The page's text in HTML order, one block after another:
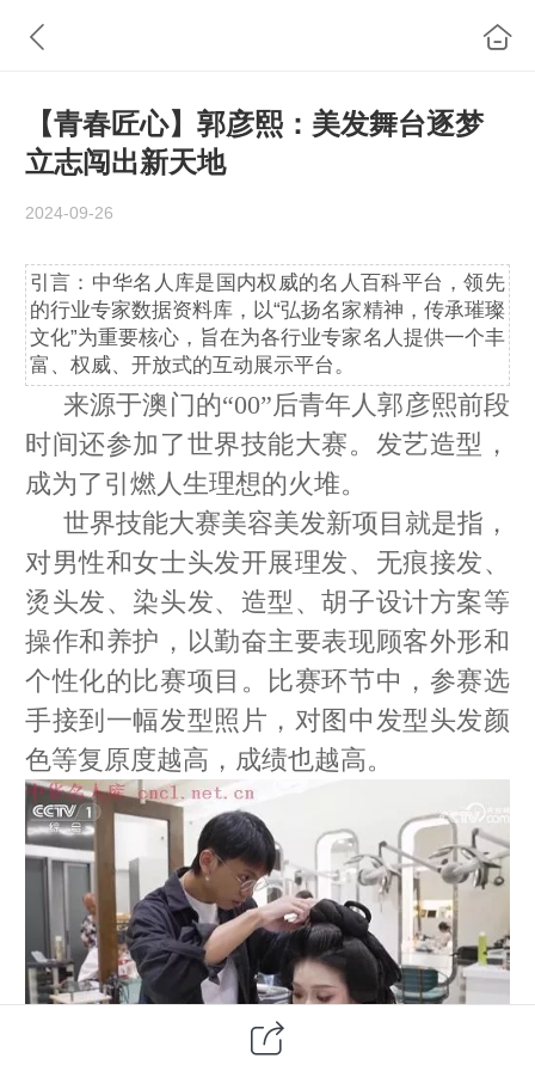
【青春匠心】郭彦熙：美发舞台逐梦
立志闯出新天地
2024-09-26
引言：中华名人库是国内权威的名人百科平台，领先
的行业专家数据资料库，以“弘扬名家精神，传承璀璨
文化”为重要核心，旨在为各行业专家名人提供一个丰
富、权威、开放式的互动展示平台。
来源于澳门的“00”后青年人郭彦熙前段
时间还参加了世界技能大赛。发艺造型，
成为了引燃人生理想的火堆。
世界技能大赛美容美发新项目就是指，
对男性和女士头发开展理发、无痕接发、
烫头发、染头发、造型、胡子设计方案等
操作和养护，以勤奋主要表现顾客外形和
个性化的比赛项目。比赛环节中，参赛选
手接到一幅发型照片，对图中发型头发颜
色等复原度越高，成绩也越高。